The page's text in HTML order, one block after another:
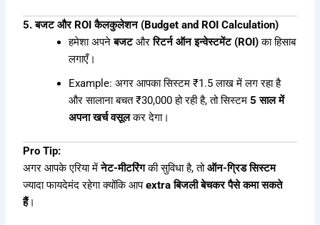
5. बजट और ROI कैलकुलेशन (Budget and ROI Calculation)
हमेशा अपनेबजटऔररिटर्न ऑन इन्वेस्टमेंट (ROI)का हिसाब
लगाएँ।
Example: अगर आपका सिस्टम ₹1.5 लाख में लग रहा है
और सालाना बचत ₹30,000 हो रही है, तो सिस्टम5 साल में
अपना खर्च वसूलकर देगा।
Pro Tip:
अगर आपके एरिया मेंनेट-मीटरिंगकी सुविधा है, तोऑन-ग्रिड सिस्टम
ज्यादा फायदेमंद रहेगा क्योंकि आपextra बिजली बेचकर पैसे कमा सकते
हैं।